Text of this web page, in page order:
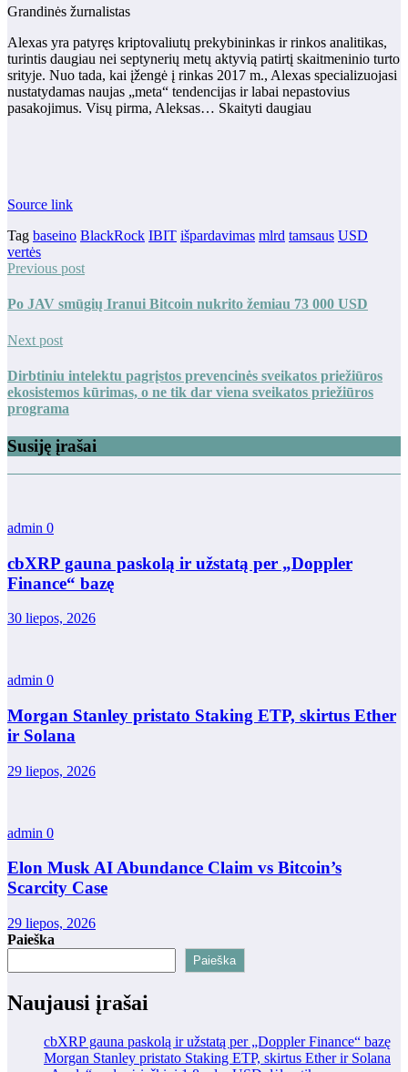
Grandinės žurnalistas
Alexas yra patyręs kriptovaliutų prekybininkas ir rinkos analitikas,
turintis daugiau nei septynerių metų aktyvią patirtį skaitmeninio turto
srityje. Nuo tada, kai įžengė į rinkas 2017 m., Alexas specializuojasi
nustatydamas naujas „meta“ tendencijas ir labai nepastovius
pasakojimus. Visų pirma, Aleksas… Skaityti daugiau
Source link
Tag baseino BlackRock IBIT išpardavimas mlrd tamsaus USD
vertės
Previous post
Po JAV smūgių Iranui Bitcoin nukrito žemiau 73 000 USD
Next post
Dirbtiniu intelektu pagrįstos prevencinės sveikatos priežiūros
ekosistemos kūrimas, o ne tik dar viena sveikatos priežiūros
programa
Susiję įrašai
admin 0
cbXRP gauna paskolą ir užstatą per „Doppler
Finance“ bazę
30 liepos, 2026
admin 0
Morgan Stanley pristato Staking ETP, skirtus Ether
ir Solana
29 liepos, 2026
admin 0
Elon Musk AI Abundance Claim vs Bitcoin’s
Scarcity Case
29 liepos, 2026
Paieška
Paieška
Naujausi įrašai
cbXRP gauna paskolą ir užstatą per „Doppler Finance“ bazę
Morgan Stanley pristato Staking ETP, skirtus Ether ir Solana